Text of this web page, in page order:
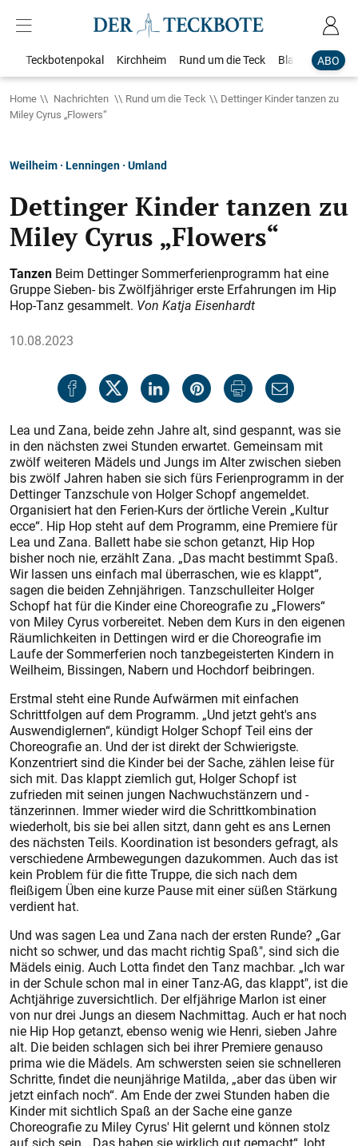
ABO
Teckbotenpokal Kirchheim Rund um die Teck Blaulicht
Home Nachrichten Rund um die Teck
Dettinger Kinder tanzen zu
Miley Cyrus „Flowers“
Weilheim · Lenningen · Umland
Dettinger Kinder tanzen zu
Miley Cyrus „Flowers“
Tanzen Beim Dettinger Sommerferienprogramm hat eine
Gruppe Sieben- bis Zwölfjähriger erste Erfahrungen im Hip
Hop-Tanz gesammelt. Von Katja Eisenhardt
10.08.2023
Lea und Zana, beide zehn Jahre alt, sind gespannt, was sie
in den nächsten zwei Stunden erwartet. Gemeinsam mit
zwölf weiteren Mädels und Jungs im Alter zwischen sieben
bis zwölf Jahren haben sie sich fürs Ferienprogramm in der
Dettinger Tanzschule von Holger Schopf angemeldet.
Organisiert hat den Ferien-Kurs der örtliche Verein „Kultur
ecce“. Hip Hop steht auf dem Programm, eine Premiere für
Lea und Zana. Ballett habe sie schon getanzt, Hip Hop
bisher noch nie, erzählt Zana. „Das macht bestimmt Spaß.
Wir lassen uns einfach mal überraschen, wie es klappt“,
sagen die beiden Zehnjährigen. Tanzschulleiter Holger
Schopf hat für die Kinder eine Choreografie zu „Flowers“
von Miley Cyrus vorbereitet. Neben dem Kurs in den eigenen
Räumlichkeiten in Dettingen wird er die Choreografie im
Laufe der Sommerferien noch tanzbegeisterten Kindern in
Weilheim, Bissingen, Nabern und Hochdorf beibringen.
Erstmal steht eine Runde Aufwärmen mit einfachen
Schrittfolgen auf dem Programm. „Und jetzt geht's ans
Auswendiglernen“, kündigt Holger Schopf Teil eins der
Choreografie an. Und der ist direkt der Schwierigste.
Konzentriert sind die Kinder bei der Sache, zählen leise für
sich mit. Das klappt ziemlich gut, Holger Schopf ist
zufrieden mit seinen jungen Nachwuchstänzern und -
tänzerinnen. Immer wieder wird die Schrittkombination
wiederholt, bis sie bei allen sitzt, dann geht es ans Lernen
des nächsten Teils. Koordination ist besonders gefragt, als
verschiedene Armbewegungen dazukommen. Auch das ist
kein Problem für die fitte Truppe, die sich nach dem
fleißigem Üben eine kurze Pause mit einer süßen Stärkung
verdient hat.
Und was sagen Lea und Zana nach der ersten Runde? „Gar
nicht so schwer, und das macht richtig Spaß", sind sich die
Mädels einig. Auch Lotta findet den Tanz machbar. „Ich war
in der Schule schon mal in einer Tanz-AG, das klappt", ist die
Achtjährige zuversichtlich. Der elfjährige Marlon ist einer
von nur drei Jungs an diesem Nachmittag. Auch er hat noch
nie Hip Hop getanzt, ebenso wenig wie Henri, sieben Jahre
alt. Die beiden schlagen sich bei ihrer Premiere genauso
prima wie die Mädels. Am schwersten seien sie schnelleren
Schritte, findet die neunjährige Matilda, „aber das üben wir
jetzt einfach noch“. Am Ende der zwei Stunden haben die
Kinder mit sichtlich Spaß an der Sache eine ganze
Choreografie zu Miley Cyrus' Hit gelernt und können stolz